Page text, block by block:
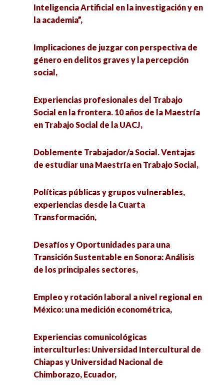
Inteligencia Artificial en la investigación y en
la academia”,
Implicaciones de juzgar con perspectiva de
género en delitos graves y la percepción
social,
Experiencias profesionales del Trabajo
Social en la frontera. 10 años de la Maestría
en Trabajo Social de la UACJ,
Doblemente Trabajador/a Social. Ventajas
de estudiar una Maestría en Trabajo Social,
Políticas públicas y grupos vulnerables,
experiencias desde la Cuarta
Transformación,
Desafíos y Oportunidades para una
Transición Sustentable en Sonora: Análisis
de los principales sectores,
Empleo y rotación laboral a nivel regional en
México: una medición econométrica,
Experiencias comunicológicas
interculturles: Universidad Intercultural de
Chiapas y Universidad Nacional de
Chimborazo, Ecuador,